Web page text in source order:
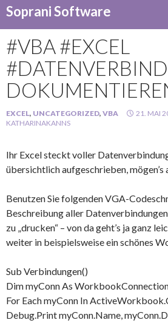
Soprani Software
TO
CONTENT
#VBA #EXCEL
EXCEL, UNCATEGORIZED, VBA
21. MAI
KATHARINAKANNS
Ihr Excel steckt voller
übersichtlich aufgeschrieben,
Benutzen Sie folgenden VGA-
Beschreibung aller
zu „drucken“ – von da geht’s ja ganz
weiter in beispielsweise ein schönes
Sub Verbindungen()
Dim myConn As
For Each myConn In
Debug.Print myConn.Name,